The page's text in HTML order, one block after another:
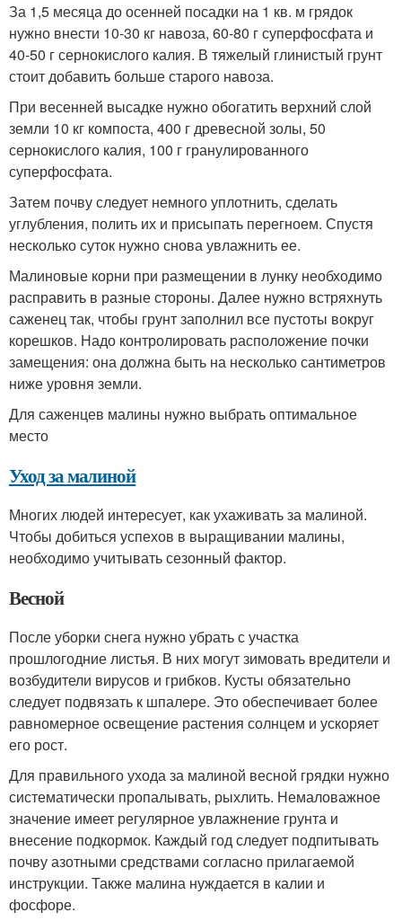
За 1,5 месяца до осенней посадки на 1 кв. м грядок
нужно внести 10-30 кг навоза, 60-80 г суперфосфата и
40-50 г сернокислого калия. В тяжелый глинистый грунт
стоит добавить больше старого навоза.
При весенней высадке нужно обогатить верхний слой
земли 10 кг компоста, 400 г древесной золы, 50
сернокислого калия, 100 г гранулированного
суперфосфата.
Затем почву следует немного уплотнить, сделать
углубления, полить их и присыпать перегноем. Спустя
несколько суток нужно снова увлажнить ее.
Малиновые корни при размещении в лунку необходимо
расправить в разные стороны. Далее нужно встряхнуть
саженец так, чтобы грунт заполнил все пустоты вокруг
корешков. Надо контролировать расположение почки
замещения: она должна быть на несколько сантиметров
ниже уровня земли.
Для саженцев малины нужно выбрать оптимальное
место
Уход за малиной
Многих людей интересует, как ухаживать за малиной.
Чтобы добиться успехов в выращивании малины,
необходимо учитывать сезонный фактор.
Весной
После уборки снега нужно убрать с участка
прошлогодние листья. В них могут зимовать вредители и
возбудители вирусов и грибков. Кусты обязательно
следует подвязать к шпалере. Это обеспечивает более
равномерное освещение растения солнцем и ускоряет
его рост.
Для правильного ухода за малиной весной грядки нужно
систематически пропалывать, рыхлить. Немаловажное
значение имеет регулярное увлажнение грунта и
внесение подкормок. Каждый год следует подпитывать
почву азотными средствами согласно прилагаемой
инструкции. Также малина нуждается в калии и
фосфоре.